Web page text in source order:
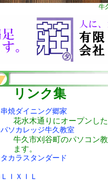
牛
リンク集
串焼ダイニング郷家
花水木通りにオープンし
パソカレッジ牛久教室
牛久市刈谷町のパソコン
ます。
タカラスタンダード
ＬＩＸＩＬ